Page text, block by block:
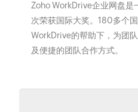
Zoho WorkDrive企业网盘
次荣获国际大奖。180多个
WorkDrive的帮助下，为团
及便捷的团队合作方式。